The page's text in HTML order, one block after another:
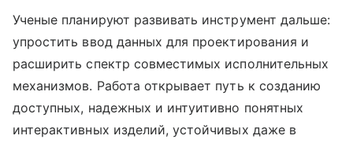
Ученые планируют развивать инструмент дальше:
упростить ввод данных для проектирования и
расширить спектр совместимых исполнительных
механизмов. Работа открывает путь к созданию
доступных, надежных и интуитивно понятных
интерактивных изделий, устойчивых даже в